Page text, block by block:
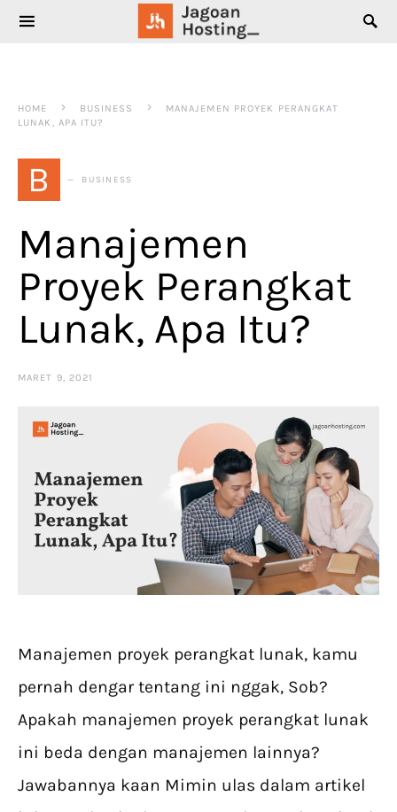
SEARCH FOR:
HOME BUSINESS
MANAJEMEN PROYEK PERANGKAT
LUNAK, APA ITU?
B BUSINESS
Manajemen
Proyek Perangkat
Lunak, Apa Itu?
MARET 9, 2021
Manajemen proyek perangkat lunak, kamu
pernah dengar tentang ini nggak, Sob?
Apakah manajemen proyek perangkat lunak
ini beda dengan manajemen lainnya?
Jawabannya kaan Mimin ulas dalam artikel